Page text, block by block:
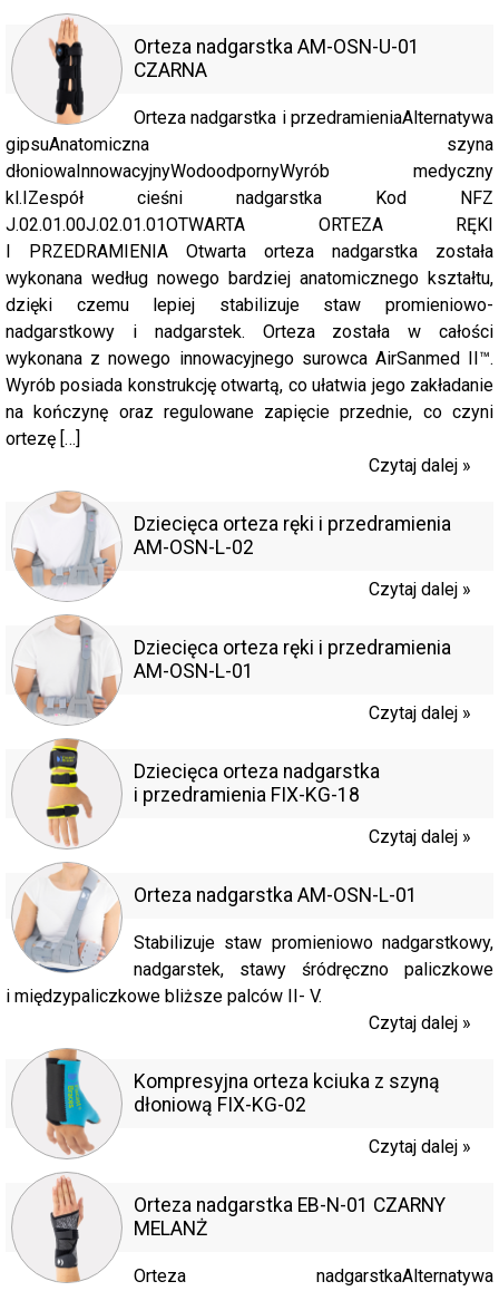
Orteza nadgarstka AM-OSN-U-01
CZARNA
Orteza nadgarstka i przedramieniaAlternatywa
gipsuAnatomiczna szyna
dłoniowaInnowacyjnyWodoodpornyWyrób medyczny
kl.IZespół cieśni nadgarstka Kod NFZ
J.02.01.00J.02.01.01OTWARTA ORTEZA RĘKI
I PRZEDRAMIENIA Otwarta orteza nadgarstka została
wykonana według nowego bardziej anatomicznego kształtu,
dzięki czemu lepiej stabilizuje staw promieniowo-
nadgarstkowy i nadgarstek. Orteza została w całości
wykonana z nowego innowacyjnego surowca AirSanmed II™.
Wyrób posiada konstrukcję otwartą, co ułatwia jego zakładanie
na kończynę oraz regulowane zapięcie przednie, co czyni
ortezę […]
Czytaj dalej »
Dziecięca orteza ręki i przedramienia
AM-OSN-L-02
Czytaj dalej »
Dziecięca orteza ręki i przedramienia
AM-OSN-L-01
Czytaj dalej »
Dziecięca orteza nadgarstka
i przedramienia FIX-KG-18
Czytaj dalej »
Orteza nadgarstka AM-OSN-L-01
Stabilizuje staw promieniowo nadgarstkowy,
nadgarstek, stawy śródręczno paliczkowe
i międzypaliczkowe bliższe palców II- V.
Czytaj dalej »
Kompresyjna orteza kciuka z szyną
dłoniową FIX-KG-02
Czytaj dalej »
Orteza nadgarstka EB-N-01 CZARNY
MELANŻ
Orteza nadgarstkaAlternatywa